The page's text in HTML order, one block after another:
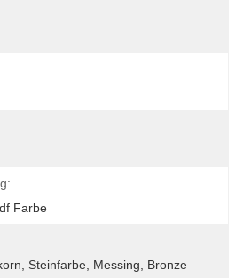
Farbe
Steinfarbe, Messing, Bronze